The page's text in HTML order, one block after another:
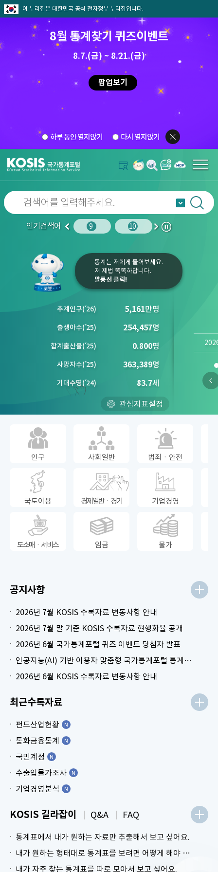
이 누리집은 대한민국 공식 전자정부 누리집입니다.
8월 통계찾기 퀴즈이벤트
8.7.(금) ~ 8.21.(금)
팝업보기
하루 동안 열지않기 다시 열지않기
인기검색어
이
10 임금 9 10 1
다
정
통계는 저에게 물어보세요.
저 제법 똑똑하답니다.
말풍선 클릭!
추계인구(´26) 5,161만명
출생아수(´25) 254,457명
합계출산율(´25) 0.800명
사망자수(´25) 363,389명
기대수명(´24) 83.7세
관심지표설정
인구 사회일반 범죄ㆍ안전
국토이용 경제일반ㆍ경기 기업경영
도소매ㆍ서비스 임금 물가
공지사항
2026년 7월 KOSIS 수록자료 변동사항 안내
2026년 7월 말 기준 KOSIS 수록자료 현행화율 공개
2026년 6월 국가통계포털 퀴즈 이벤트 당첨자 발표
인공지능(AI) 기반 이용자 맞춤형 국가통계포털 통계표 생성 시범 서비스 안내
2026년 6월 KOSIS 수록자료 변동사항 안내
최근수록자료
펀드산업현황
통화금융통계
국민계정
수출입물가조사
기업경영분석
KOSIS 길라잡이
통계표에서 내가 원하는 자료만 추출해서 보고 싶어요.
내가 원하는 형태대로 통계표를 보려면 어떻게 해야 하나요?
내가 자주 찾는 통계표를 따로 모아서 보고 싶어요.
Q&A FAQ